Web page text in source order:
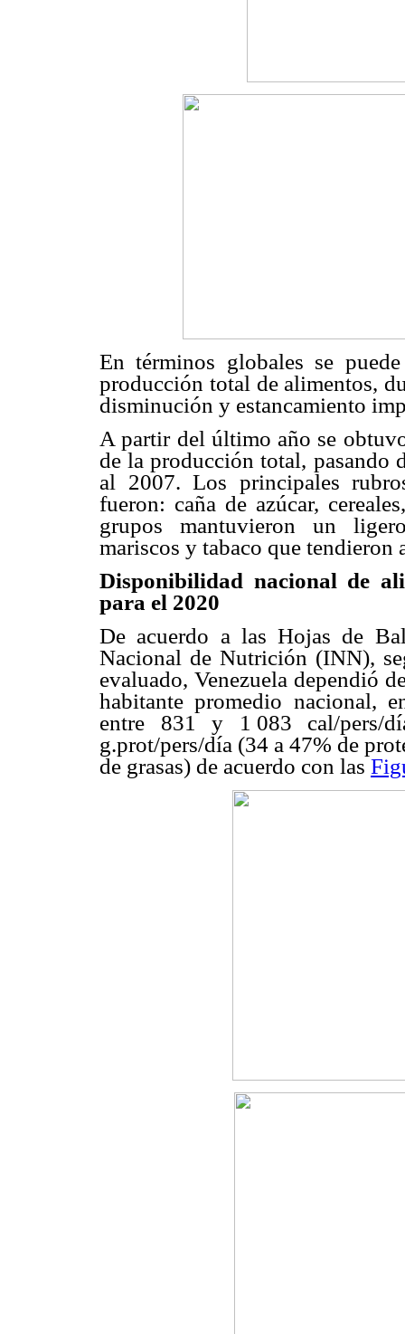
En términos globales se
producción total de alimentos,
disminución y estancamiento
A partir del último año se
de la producción total, pasando
al 2007. Los principales
fueron: caña de azúcar,
grupos mantuvieron un
mariscos y tabaco que tendieron
Disponibilidad nacional de
para el 2020
De acuerdo a las Hojas de
Nacional de Nutrición (INN),
evaluado, Venezuela dependió
habitante promedio nacional,
entre 831 y 1 083 cal/
g.prot/pers/día (34 a 47% de
de grasas) de acuerdo con las